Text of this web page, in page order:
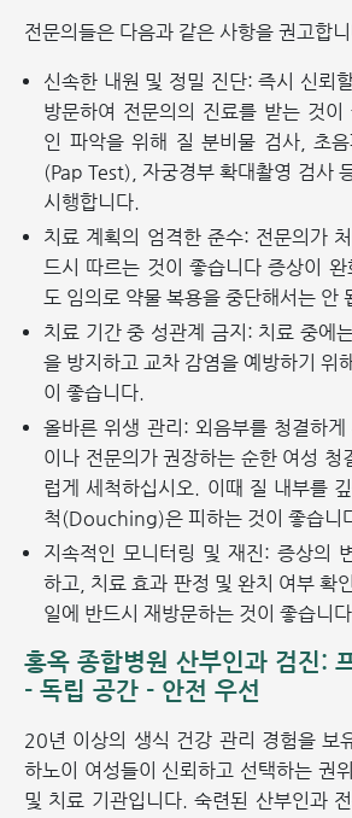
전문의들은 다음과 같은 사항을 권고합
신속한 내원 및 정밀 진단: 즉시 신뢰
방문하여 전문의의 진료를 받는 것이
인 파악을 위해 질 분비물 검사, 초
(Pap Test), 자궁경부 확대촬영 검사
시행합니다.
치료 계획의 엄격한 준수: 전문의가
드시 따르는 것이 좋습니다 증상이
도 임의로 약물 복용을 중단해서는 안
치료 기간 중 성관계 금지: 치료 중에
을 방지하고 교차 감염을 예방하기 위
이 좋습니다.
올바른 위생 관리: 외음부를 청결하
이나 전문의가 권장하는 순한 여성 청
럽게 세척하십시오. 이때 질 내부를
척(Douching)은 피하는 것이 좋습니
지속적인 모니터링 및 재진: 증상의
하고, 치료 효과 판정 및 완치 여부 확
일에 반드시 재방문하는 것이 좋습니
홍옥 종합병원 산부인과 검진:
- 독립 공간 - 안전 우선
20년 이상의 생식 건강 관리 경험을 보
하노이 여성들이 신뢰하고 선택하는 권
및 치료 기관입니다. 숙련된 산부인과